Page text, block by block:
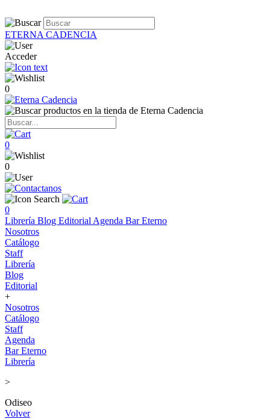
ETERNA CADENCIA
Acceder
0
0
0
0
Librería Blog Editorial Agenda Bar Eterno
Nosotros
Catálogo
Staff
Librería
Blog
Editorial
+
Nosotros
Catálogo
Staff
Agenda
Bar Eterno
Librería
>
Odiseo
Volver